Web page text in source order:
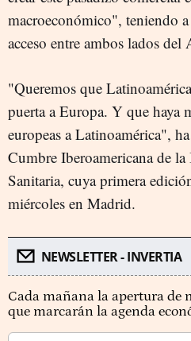
macroeconómico", teniendo
acceso entre ambos lados del
"Queremos que
puerta a Europa. Y que haya
europeas a Latinoamérica",
Cumbre Iberoamericana de
Sanitaria, cuya primera
miércoles en Madrid.
NEWSLETTER - INVERTIA
Cada mañana la apertura de
que marcarán la agenda